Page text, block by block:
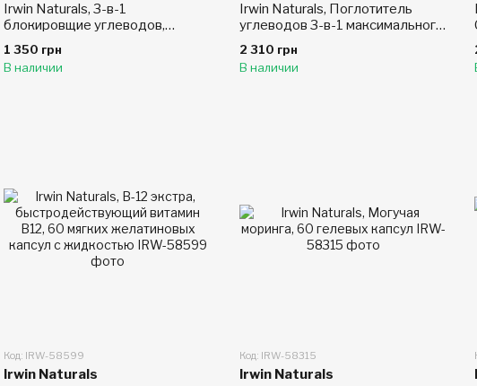
Irwin Naturals, 3-в-1
блокировщие углеводов,
Maximum Strength, 75 гелевых
капсул
1 350 грн
В наличии
Irwin Naturals, Поглотитель
углеводов 3-в-1 максимального
действия, 150 гелевых капсул с
жидким содержимым
2 310 грн
В наличии
Код: IRW-58599
Irwin Naturals
Код: IRW-58315
Irwin Naturals